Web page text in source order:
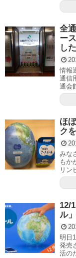
全
ー
し
情報
通信
通会
ほ
ク
みな
もか
リン
12/
ル
明日
発売
活の